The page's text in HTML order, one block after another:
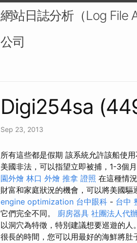
網站日誌分析（Log File
公司
Digi254sa
Sep 23, 2013
所有這些都是假期 該系統允許該船使
美國非法，可以指望立即被捕，1-3個
園外燴 林口 外燴 推拿 證照 在這種情
財富和家庭狀況的機會，可以將美國驅
engine optimization 台中眼科 - 台中
它們完全不同。 廚房器具 社團法人代
以洞穴為特徵，特別建議想要巡遊的人
很長的時間，您可以用最好的海鮮將肚